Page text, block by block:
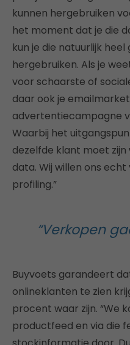
kunnen hergebruiken
het moment dat je die
kun je die natuurlijk
hergebruiken. Als je
voor schaarste of
daar ook je
advertentiecampagne
Waarbij het
dezelfde klant moet zijn
data. Wij willen ons
profiling.”
“Verkopen
Buyvoets garandeert
onlineklanten te zien
procent waar zijn. “We
productfeed en via die